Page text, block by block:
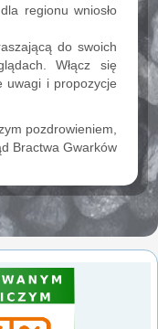
regionu wniosło
do swoich
Włącz się
uwagi i propozycje
pozdrowieniem,
Bractwa Gwarków